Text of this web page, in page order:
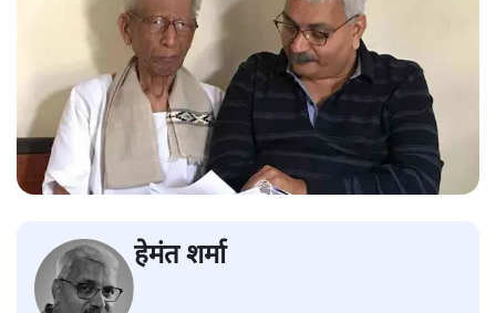
हेमंत शर्मा